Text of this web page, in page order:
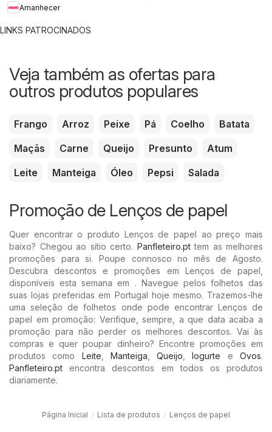
Amanhecer
LINKS PATROCINADOS
Veja também as ofertas para
outros produtos populares
Frango Arroz Peixe Pá Coelho
Batata
Maçãs
Carne Queijo Presunto
Atum
Leite
Manteiga Óleo Pepsi Salada
Promoção de Lenços de papel
Quer encontrar o produto Lenços de papel ao preço mais
baixo? Chegou ao sítio certo. Panfleteiro.pttem as melhores
promoções para si. Poupe connosco no mês de Agosto.
Descubra descontos e promoções em Lenços de papel,
disponíveis esta semana em . Navegue pelos folhetos das
suas lojas preferidas em Portugal hoje mesmo. Trazemos-lhe
uma seleção de folhetos onde pode encontrar Lenços de
papel em promoção: Verifique, sempre, a que data acaba a
promoção para não perder os melhores descontos. Vai às
compras e quer poupar dinheiro? Encontre promoções em
produtos como Leite Manteiga ,Queijo ,Iogurte eOvos.
Panfleteiro.pt encontra descontos em todos os produtos
diariamente.
Página Inicial Lista de produtos Lenços de papel